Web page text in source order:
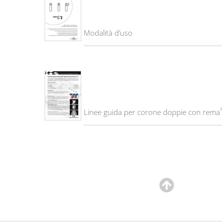
Modalità d’uso
Linee guida per corone doppie con rema